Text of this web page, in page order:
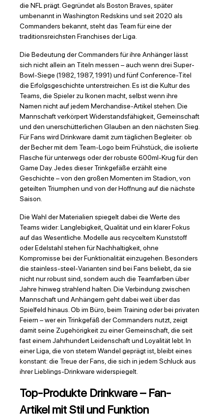
die NFL prägt. Gegründet als Boston Braves, später
umbenannt in Washington Redskins und seit 2020 als
Commanders bekannt, steht das Team für eine der
traditionsreichsten Franchises der Liga.
Die Bedeutung der Commanders für ihre Anhänger lässt
sich nicht allein an Titeln messen – auch wenn drei Super-
Bowl-Siege (1982, 1987, 1991) und fünf Conference-Titel
die Erfolgsgeschichte unterstreichen. Es ist die Kultur des
Teams, die Spieler zu Ikonen macht, selbst wenn ihre
Namen nicht auf jedem Merchandise-Artikel stehen. Die
Mannschaft verkörpert Widerstandsfähigkeit, Gemeinschaft
und den unerschütterlichen Glauben an den nächsten Sieg.
Für Fans wird Drinkware damit zum täglichen Begleiter: ob
der Becher mit dem Team-Logo beim Frühstück, die isolierte
Flasche für unterwegs oder der robuste 600ml-Krug für den
Game Day. Jedes dieser Trinkgefäße erzählt eine
Geschichte – von den großen Momenten im Stadion, von
geteilten Triumphen und von der Hoffnung auf die nächste
Saison.
Die Wahl der Materialien spiegelt dabei die Werte des
Teams wider: Langlebigkeit, Qualität und ein klarer Fokus
auf das Wesentliche. Modelle aus recyceltem Kunststoff
oder Edelstahl stehen für Nachhaltigkeit, ohne
Kompromisse bei der Funktionalität einzugehen. Besonders
die stainless-steel-Varianten sind bei Fans beliebt, da sie
nicht nur robust sind, sondern auch die Teamfarben über
Jahre hinweg strahlend halten. Die Verbindung zwischen
Mannschaft und Anhängern geht dabei weit über das
Spielfeld hinaus. Ob im Büro, beim Training oder bei privaten
Feiern – wer ein Trinkgefäß der Commanders nutzt, zeigt
damit seine Zugehörigkeit zu einer Gemeinschaft, die seit
fast einem Jahrhundert Leidenschaft und Loyalität lebt. In
einer Liga, die von stetem Wandel geprägt ist, bleibt eines
konstant: die Treue der Fans, die sich in jedem Schluck aus
ihrer Lieblings-Drinkware widerspiegelt.
Top-Produkte Drinkware – Fan-
Artikel mit Stil und Funktion